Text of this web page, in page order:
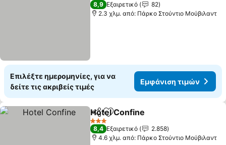
8,9 Εξαιρετικό
82
2.3 χλμ. από: Πάρκο Στούντιο Μούβιλαντ
Επιλέξτε ημερομηνίες, για να
δείτε τις ακριβείς τιμές
Εμφάνιση τιμών
Κοινοποίηση
Προσθήκη στα αγαπημένα
Hotel Confine
3 Αστέρια
8,4 Εξαιρετικό
2.858
4.6 χλμ. από: Πάρκο Στούντιο Μούβιλαντ